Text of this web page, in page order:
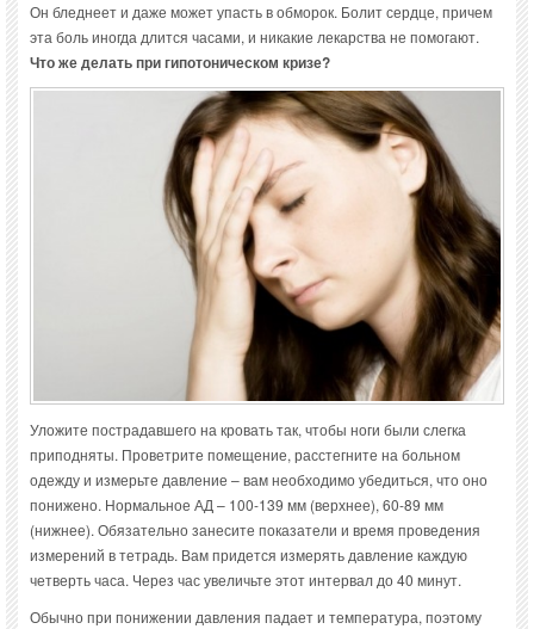
Он бледнеет и даже может упасть в обморок. Болит сердце, причем
эта боль иногда длится часами, и никакие лекарства не помогают.
Что же делать при гипотоническом кризе?
Уложите пострадавшего на кровать так, чтобы ноги были слегка
приподняты. Проветрите помещение, расстегните на больном
одежду и измерьте давление – вам необходимо убедиться, что оно
понижено. Нормальное АД – 100-139 мм (верхнее), 60-89 мм
(нижнее). Обязательно занесите показатели и время проведения
измерений в тетрадь. Вам придется измерять давление каждую
четверть часа. Через час увеличьте этот интервал до 40 минут.
Обычно при понижении давления падает и температура, поэтому